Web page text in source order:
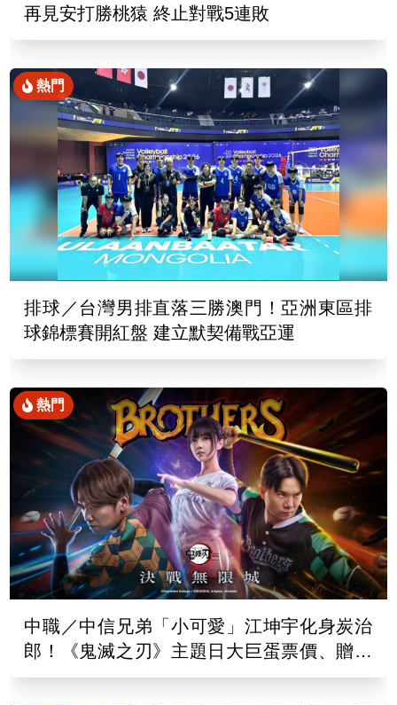
再見安打勝桃猿 終止對戰5連敗
熱門
排球／台灣男排直落三勝澳門！亞洲東區排
球錦標賽開紅盤 建立默契備戰亞運
熱門
中職／中信兄弟「小可愛」江坤宇化身炭治
郎！《鬼滅之刃》主題日大巨蛋票價、贈品
出爐